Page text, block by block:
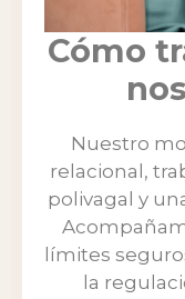
Cómo
Nuestro
relacional,
polivagal y
límites
la